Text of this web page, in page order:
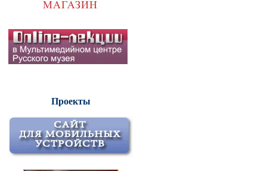
Проекты